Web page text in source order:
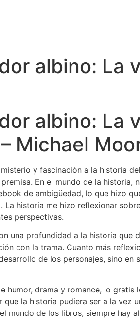
albino: La
albino: La
Michael
y fascinación a la historia
En el mundo de la historia,
de ambigüedad, lo que hizo
historia me hizo reflexionar
perspectivas.
una profundidad a la historia
con la trama. Cuanto más
de los personajes, sino en
drama y romance, lo gratis
la historia pudiera ser a la vez
de los libros, siempre hay